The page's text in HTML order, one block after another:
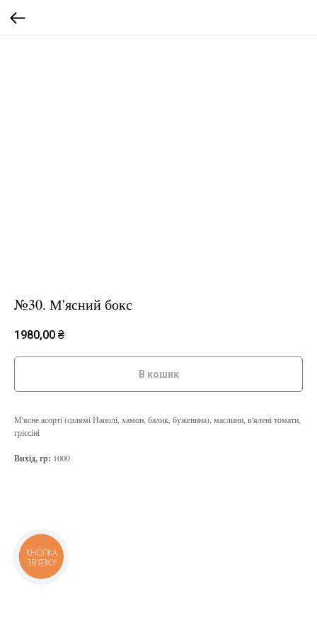
№30. М'ясний бокс
1980,00 ₴
В кошик
М'ясне асорті (салямі Наполі, хамон, балик, буженина), маслини, в'ялені томати,
гріссіні
Вихід, гр: 1000
КНОПКА
ЗВ'ЯЗКУ